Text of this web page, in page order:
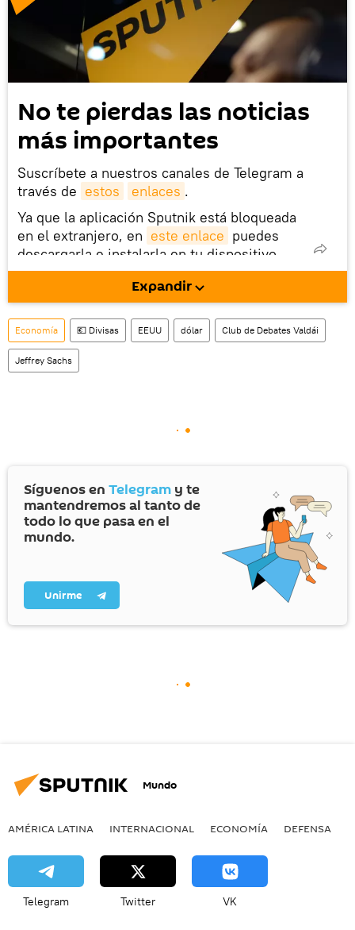
No te pierdas las noticias
más importantes
Suscríbete a nuestros canales de Telegram a
través de estos enlaces .
Ya que la aplicación Sputnik está bloqueada
en el extranjero, en este enlace puedes
descargarla e instalarla en tu dispositivo
móvil (¡solo para Android!).
También tenemos una cuenta en la red
social rusa VK .
Expandir
Economía 💶 Divisas EEUU dólar Club de Debates Valdái
Jeffrey Sachs
Síguenos en Telegram y te
mantendremos al tanto de
todo lo que pasa en el
mundo.
Unirme
Mundo
AMÉRICA LATINA INTERNACIONAL ECONOMÍA DEFENSA
Telegram Twitter VK